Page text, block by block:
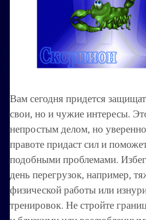
Миссиональность
Королевский гороскоп
Найти идеального партнера
Корректировка характера
Совместимость
Занятия по расшифровке снов
Магия денег
Ищем любовь
Позитивное мышление
Вам сегодня придется
свои, но и чужие интересы.
непростым делом, но
правоте придаст сил и
подобными проблемами.
день перегрузок, например,
физической работы или
тренировок. Не стройте